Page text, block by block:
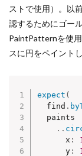
ストで使用）。以
認するためにゴー
PaintPatternを使
スに円をペイント
expect (
  find
.
  paints
. .
      x
:
      y
: